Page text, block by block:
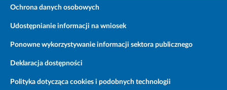
Ochrona danych osobowych
Udostępnianie informacji na wniosek
Ponowne wykorzystywanie informacji sektora publicznego
Deklaracja dostępności
Polityka dotycząca cookies i podobnych technologii